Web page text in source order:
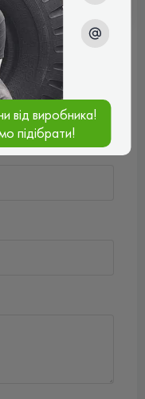
від виробника!
підібрати!